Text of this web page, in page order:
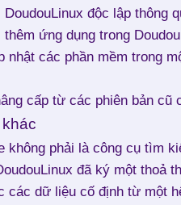
độc lập thông
ứng dụng trong
nhật các phần mềm trong
cấp từ các phiên bản cũ
không phải là công cụ tìm
đã ký một thoả
các dữ liệu cố định từ một